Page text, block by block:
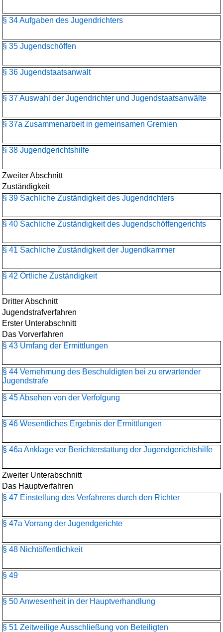
§ 34 Aufgaben des Jugendrichters
§ 35 Jugendschöffen
§ 36 Jugendstaatsanwalt
§ 37 Auswahl der Jugendrichter und Jugendstaatsanwälte
§ 37a Zusammenarbeit in gemeinsamen Gremien
§ 38 Jugendgerichtshilfe
Zweiter Abschnitt
Zuständigkeit
§ 39 Sachliche Zuständigkeit des Jugendrichters
§ 40 Sachliche Zuständigkeit des Jugendschöffengerichts
§ 41 Sachliche Zuständigkeit der Jugendkammer
§ 42 Örtliche Zuständigkeit
Dritter Abschnitt
Jugendstrafverfahren
Erster Unterabschnitt
Das Vorverfahren
§ 43 Umfang der Ermittlungen
§ 44 Vernehmung des Beschuldigten bei zu erwartender
Jugendstrafe
§ 45 Absehen von der Verfolgung
§ 46 Wesentliches Ergebnis der Ermittlungen
§ 46a Anklage vor Berichterstattung der Jugendgerichtshilfe
Zweiter Unterabschnitt
Das Hauptverfahren
§ 47 Einstellung des Verfahrens durch den Richter
§ 47a Vorrang der Jugendgerichte
§ 48 Nichtöffentlichkeit
§ 49
§ 50 Anwesenheit in der Hauptverhandlung
§ 51 Zeitweilige Ausschließung von Beteiligten